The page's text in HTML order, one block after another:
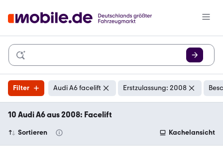
Filter Audi A6 facelift Erstzulassung: 2008
10 Audi A6 aus 2008: Facelift
Sortieren Kachelansicht